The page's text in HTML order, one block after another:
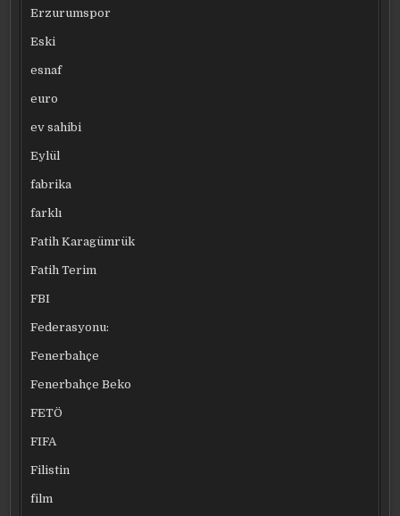
Erzurumspor
Eski
esnaf
euro
ev sahibi
Eylül
fabrika
farklı
Fatih Karagümrük
Fatih Terim
FBI
Federasyonu:
Fenerbahçe
Fenerbahçe Beko
FETÖ
FIFA
Filistin
film